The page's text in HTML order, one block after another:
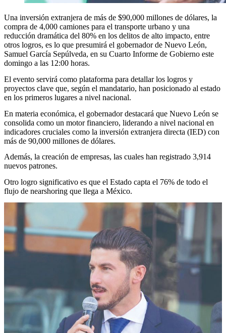
Una inversión extranjera de más de $90,000 millones de dólares, la
compra de 4,000 camiones para el transporte urbano y una
reducción dramática del 80% en los delitos de alto impacto, entre
otros logros, es lo que presumirá el gobernador de Nuevo León,
Samuel García Sepúlveda, en su Cuarto Informe de Gobierno este
domingo a las 12:00 horas.
El evento servirá como plataforma para detallar los logros y
proyectos clave que, según el mandatario, han posicionado al estado
en los primeros lugares a nivel nacional.
En materia económica, el gobernador destacará que Nuevo León se
consolida como un motor financiero, liderando a nivel nacional en
indicadores cruciales como la inversión extranjera directa (IED) con
más de 90,000 millones de dólares.
Además, la creación de empresas, las cuales han registrado 3,914
nuevos patrones.
Otro logro significativo es que el Estado capta el 76% de todo el
flujo de nearshoring que llega a México.